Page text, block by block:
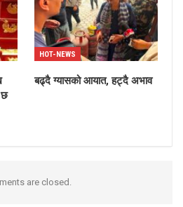
छ
HOT-NEWS
बढ्दै ग्यासको आयात, हट्दै अभाव
are closed.